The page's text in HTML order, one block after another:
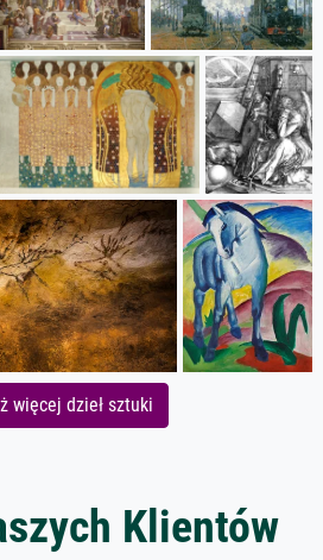
więcej dzieł sztuki
Klientów